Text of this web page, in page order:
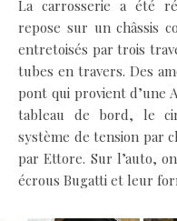
La carrosserie a été
repose sur un châssis
entretoisés par trois
tubes en travers. Des
pont qui provient d’une
tableau de bord, le
système de tension par
par Ettore. Sur l’auto,
écrous Bugatti et leur